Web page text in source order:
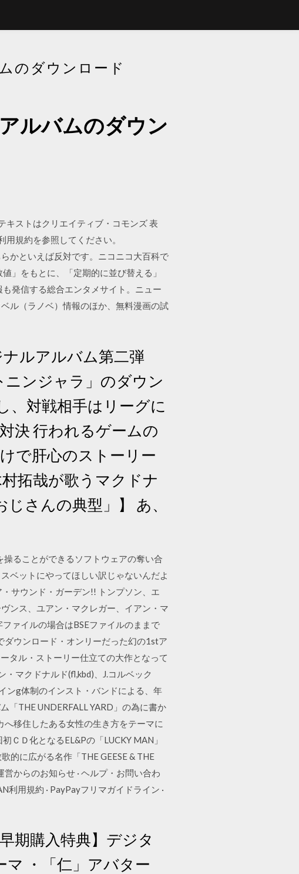
のダウンロード
ルバムのダウン
ストはクリエイティブ・コモンズ 表
規約を参照してください。
かといえば反対です。ニコニコ大百科で
」をもとに、「定期的に並び替える」
発信する総合エンタメサイト。ニュー
ル（ラノベ）情報のほか、無料漫画の試
ナルアルバム第二弾
ニンジャラ」のダウン
、対戦相手はリーグに
決 行われるゲームの
で肝心のストーリー
拓哉が歌うマクドナ
さんの典型」】 あ、
操ることができるソフトウェアの奪い合
ベットにやってほしい訳じゃないんだよ
サウンド・ガーデン!! トンプソン、エ
ンス、ユアン・マクレガー、イアン・マ
ァイルの場合はBSEファイルのままで
ウンロード・オンリーだった幻の1stア
タル・ストーリー仕立ての大作となって
マクドナルド(fl,kbd)、J.コルベック
ンg体制のインスト・バンドによる、年
「THE UNDERFALL YARD」の為に書か
移住したある女性の生き方をテーマに
ＣＤ化となるEL&Pの「LUCKY MAN」
的に広がる名作「THE GEESE & THE
からのお知らせ · ヘルプ・お問い合わ
利用規約 · PayPayフリマガイドライン ·
期購入特典】デジタ
・「仁」アバター